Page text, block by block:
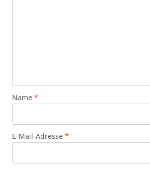
Name *
E-Mail-Adresse *